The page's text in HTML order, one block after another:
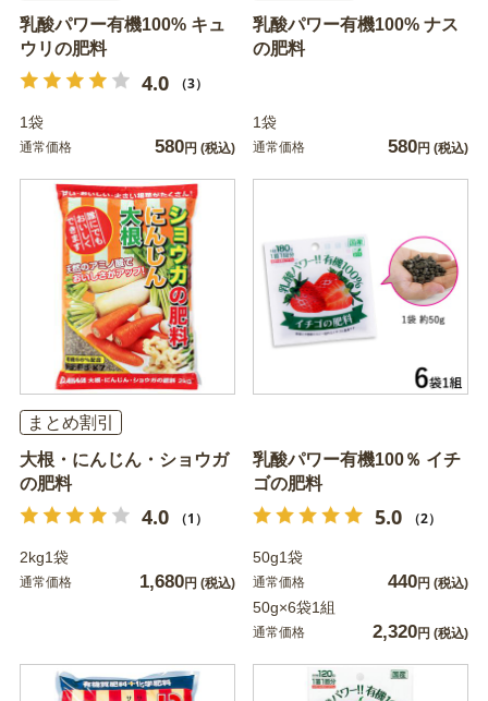
乳酸パワー有機100% キュ
ウリの肥料
4.0 （3）
1袋
通常価格 580円 (税込)
乳酸パワー有機100% ナス
の肥料
1袋
通常価格 580円 (税込)
まとめ割引
大根・にんじん・ショウガ
の肥料
4.0 （1）
2kg1袋
通常価格 1,680円 (税込)
乳酸パワー有機100％ イチ
ゴの肥料
5.0 （2）
50g1袋
通常価格 440円 (税込)
50g×6袋1組
通常価格 2,320円 (税込)